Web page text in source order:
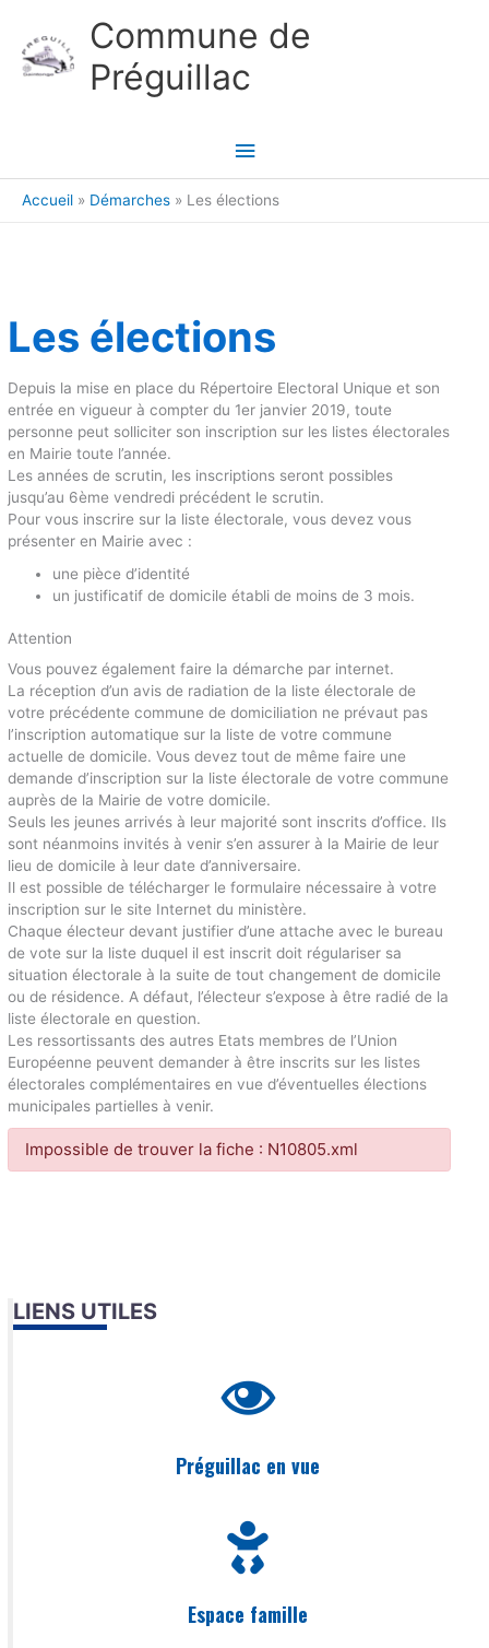
Commune de
Préguillac
Menu
principal
Accueil Démarches Les élections
Les élections
Depuis la mise en place du Répertoire Electoral Unique et son
entrée en vigueur à compter du 1er janvier 2019, toute
personne peut solliciter son inscription sur les listes électorales
en Mairie toute l’année.
Les années de scrutin, les inscriptions seront possibles
jusqu’au 6ème vendredi précédent le scrutin.
Pour vous inscrire sur la liste électorale, vous devez vous
présenter en Mairie avec :
une pièce d’identité
un justificatif de domicile établi de moins de 3 mois.
Attention
Vous pouvez également faire la démarche par internet.
La réception d’un avis de radiation de la liste électorale de
votre précédente commune de domiciliation ne prévaut pas
l’inscription automatique sur la liste de votre commune
actuelle de domicile. Vous devez tout de même faire une
demande d’inscription sur la liste électorale de votre commune
auprès de la Mairie de votre domicile.
Seuls les jeunes arrivés à leur majorité sont inscrits d’office. Ils
sont néanmoins invités à venir s’en assurer à la Mairie de leur
lieu de domicile à leur date d’anniversaire.
Il est possible de télécharger le formulaire nécessaire à votre
inscription sur le site Internet du ministère.
Chaque électeur devant justifier d’une attache avec le bureau
de vote sur la liste duquel il est inscrit doit régulariser sa
situation électorale à la suite de tout changement de domicile
ou de résidence. A défaut, l’électeur s’expose à être radié de la
liste électorale en question.
Les ressortissants des autres Etats membres de l’Union
Européenne peuvent demander à être inscrits sur les listes
électorales complémentaires en vue d’éventuelles élections
municipales partielles à venir.
Impossible de trouver la fiche : N10805.xml
LIENS UTILES
Préguillac en vue
Espace famille